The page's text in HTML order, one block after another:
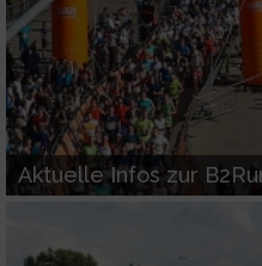
Aktuelle Infos zur